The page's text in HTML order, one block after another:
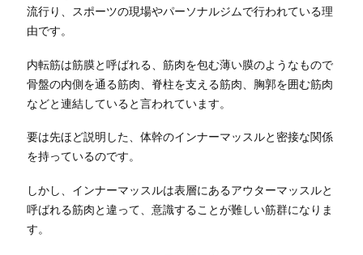
流行り、スポーツの現場やパーソナルジムで行われている理
由です。
内転筋は筋膜と呼ばれる、筋肉を包む薄い膜のようなもので
骨盤の内側を通る筋肉、脊柱を支える筋肉、胸郭を囲む筋肉
などと連結していると言われています。
要は先ほど説明した、体幹のインナーマッスルと密接な関係
を持っているのです。
しかし、インナーマッスルは表層にあるアウターマッスルと
呼ばれる筋肉と違って、意識することが難しい筋群になりま
す。